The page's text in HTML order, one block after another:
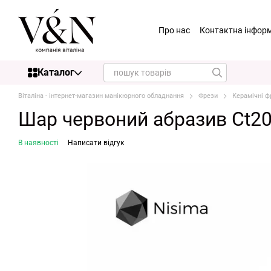
Перейти до основного контенту
Про нас Контактна
Каталог
Віталіна - інтернет-магазин манікюрного обладнання Фрези Керамічні
Шар червоний абразив
В наявності Написати відгук